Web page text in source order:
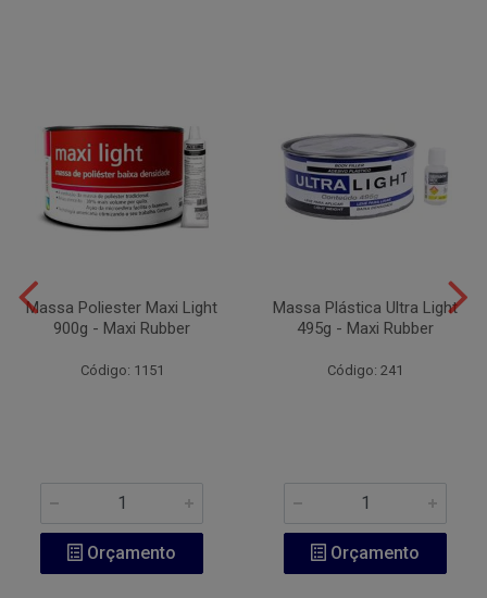
Massa Poliester Maxi Light
900g - Maxi Rubber
Código: 1151
Orçamento
Massa Plástica Ultra Light
495g - Maxi Rubber
Código: 241
Orçamento